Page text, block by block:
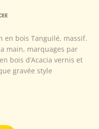
en bois Tanguilé, massif.
main, marquages par
bois d’Acacia vernis et
gravée style